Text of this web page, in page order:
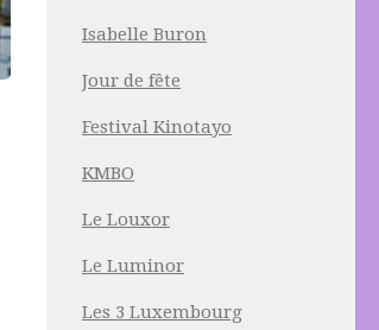
Isabelle Buron
Jour de fête
Festival Kinotayo
KMBO
Le Louxor
Le Luminor
Les 3 Luxembourg